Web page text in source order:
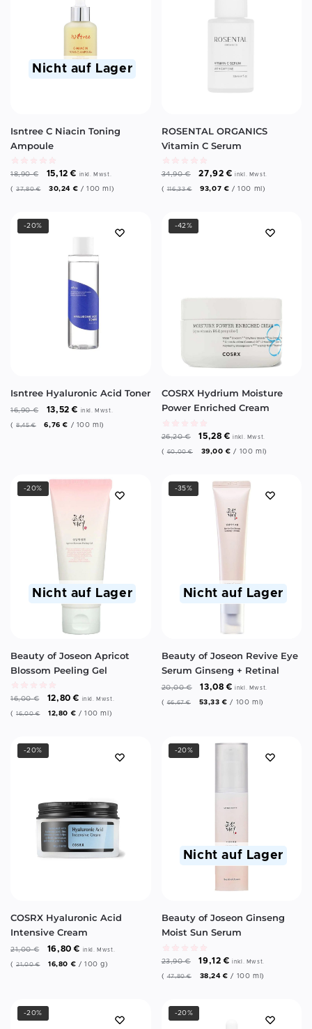
Nicht auf Lager
Isntree C Niacin Toning
Ampoule
18,90€ 15,12€ inkl. Mwst.
(37,80€ 30,24€ /100 ml )
ROSENTAL ORGANICS
Vitamin C Serum
34,90€ 27,92€ inkl. Mwst.
(116,33€ 93,07€ /100 ml )
-20%
Isntree Hyaluronic Acid Toner
16,90€ 13,52€ inkl. Mwst.
(8,45€ 6,76€ / 100 ml)
-42%
COSRX Hydrium Moisture
Power Enriched Cream
26,20€ 15,28€ inkl. Mwst.
(60,00€ 39,00€ / 100 ml)
-20%
Nicht auf Lager
Beauty of Joseon Apricot
Blossom Peeling Gel
16,00€ 12,80€ inkl. Mwst.
(16,00€ 12,80€ /100 ml )
-35%
Nicht auf Lager
Beauty of Joseon Revive Eye
Serum Ginseng + Retinal
20,00€ 13,08€ inkl. Mwst.
(66,67€ 53,33€ / 100 ml)
-20%
COSRX Hyaluronic Acid
Intensive Cream
21,00€ 16,80€ inkl. Mwst.
(21,00€ 16,80€ /100 g)
-20%
Nicht auf Lager
Beauty of Joseon Ginseng
Moist Sun Serum
23,90€ 19,12€ inkl. Mwst.
(47,80€ 38,24€ / 100 ml)
-20% -20%